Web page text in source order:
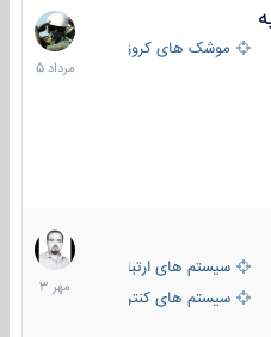
موشک های کروز
2
مرداد
1405
سیستم های ارتباطی و جمع آوری
سیستم های کنترل آتش و تجهیزات
1
مهر
1403